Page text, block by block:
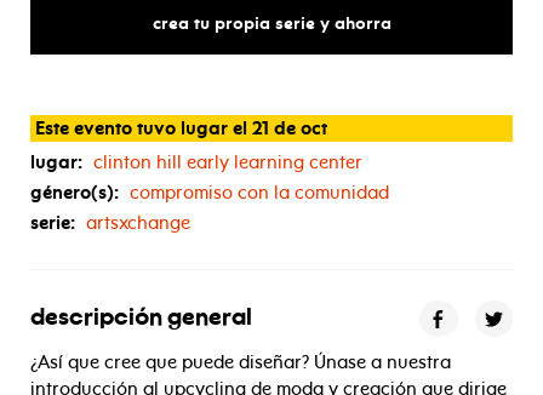
bump pro
crea tu propia serie y ahorra
Este evento tuvo lugar el 21 de oct
lugar: clinton hill early learning center
género(s): compromiso con la comunidad
serie: artsxchange
descripción general
¿Así que cree que puede diseñar? Únase a nuestra
introducción al upcycling de moda y creación que dirige